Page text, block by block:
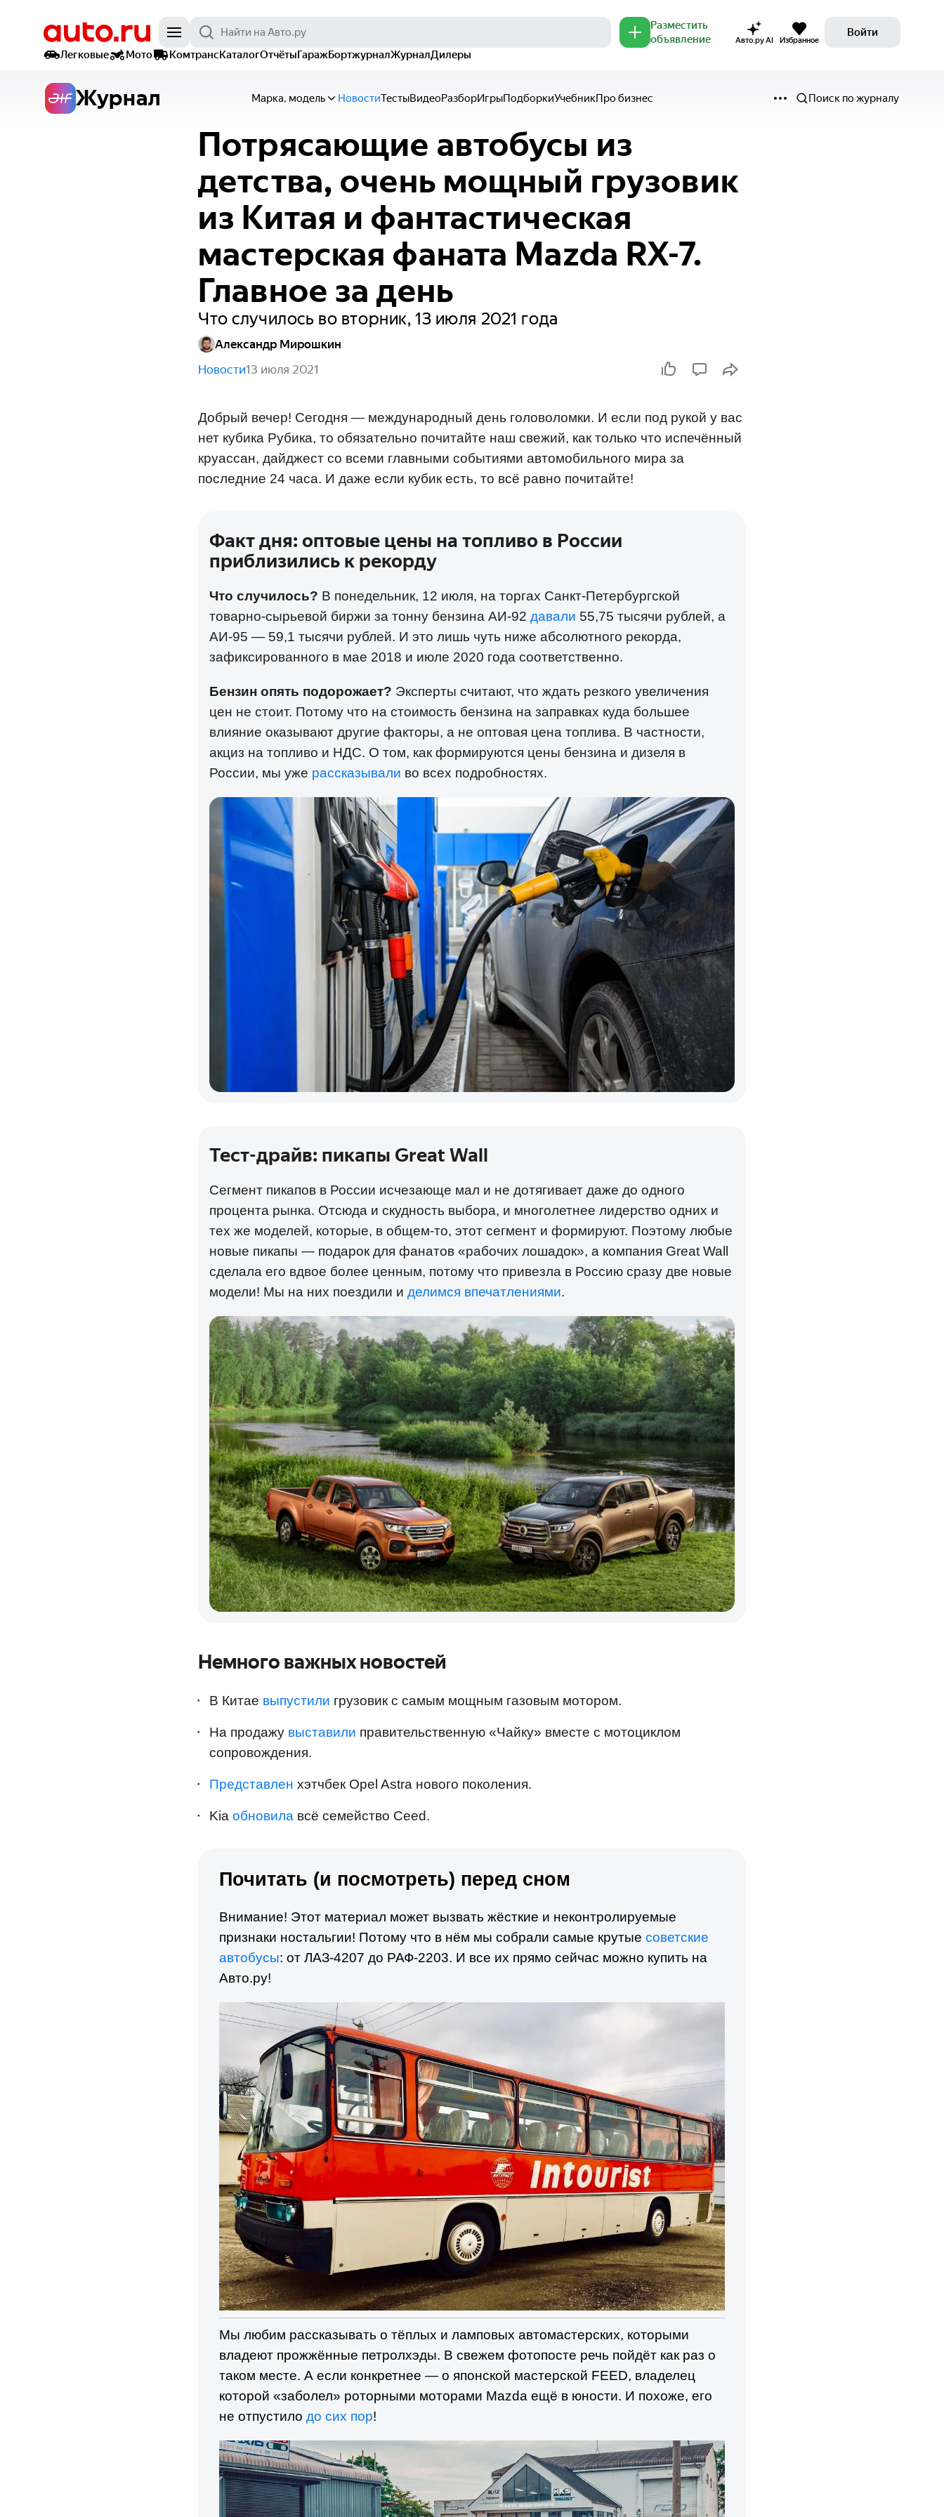
Разместить
объявление
Авто.ру AI Избранное
Войти
Легковые
Мото КомтрансКаталогОтчётыГаражБортжурналЖурналДилеры
Журнал Марка, модель НовостиТестыВидеоРазборИгрыПодборкиУчебникПро бизнес Поиск по журналу
Потрясающие автобусы из
детства, очень мощный грузовик
из Китая и фантастическая
мастерская фаната Mazda RX-7.
Главное за день
Что случилось во вторник, 13 июля 2021 года
Александр Мирошкин
Новости13 июля 2021
Добрый вечер! Сегодня — международный день головоломки. И если под рукой у вас
нет кубика Рубика, то обязательно почитайте наш свежий, как только что испечённый
круассан, дайджест со всеми главными событиями автомобильного мира за
последние 24 часа. И даже если кубик есть, то всё равно почитайте!
Факт дня: оптовые цены на топливо в России
приблизились к рекорду
Что случилось? В понедельник, 12 июля, на торгах Санкт-Петербургской
товарно-сырьевой биржи за тонну бензина АИ-92 давали 55,75 тысячи рублей, а
АИ-95 — 59,1 тысячи рублей. И это лишь чуть ниже абсолютного рекорда,
зафиксированного в мае 2018 и июле 2020 года соответственно.
Бензин опять подорожает? Эксперты считают, что ждать резкого увеличения
цен не стоит. Потому что на стоимость бензина на заправках куда большее
влияние оказывают другие факторы, а не оптовая цена топлива. В частности,
акциз на топливо и НДС. О том, как формируются цены бензина и дизеля в
России, мы уже рассказывали во всех подробностях.
Тест-драйв: пикапы Great Wall
Сегмент пикапов в России исчезающе мал и не дотягивает даже до одного
процента рынка. Отсюда и скудность выбора, и многолетнее лидерство одних и
тех же моделей, которые, в общем-то, этот сегмент и формируют. Поэтому любые
новые пикапы — подарок для фанатов «рабочих лошадок», а компания Great Wall
сделала его вдвое более ценным, потому что привезла в Россию сразу две новые
модели! Мы на них поездили и делимся впечатлениями.
Немного важных новостей
В Китае выпустили грузовик с самым мощным газовым мотором.
На продажу выставили правительственную «Чайку» вместе с мотоциклом
сопровождения.
Представлен хэтчбек Opel Astra нового поколения.
Kia обновила всё семейство Ceed.
Почитать (и посмотреть) перед сном
Внимание! Этот материал может вызвать жёсткие и неконтролируемые
признаки ностальгии! Потому что в нём мы собрали самые крутые советские
автобусы: от ЛАЗ-4207 до РАФ-2203. И все их прямо сейчас можно купить на
Авто.ру!
Мы любим рассказывать о тёплых и ламповых автомастерских, которыми
владеют прожжённые петролхэды. В свежем фотопосте речь пойдёт как раз о
таком месте. А если конкретнее — о японской мастерской FEED, владелец
которой «заболел» роторными моторами Mazda ещё в юности. И похоже, его
не отпустило до сих пор!